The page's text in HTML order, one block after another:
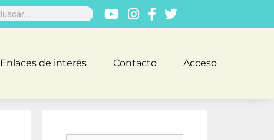
Enlaces de interés Contacto Acceso